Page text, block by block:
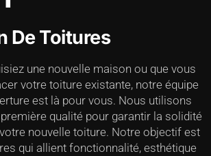
De Toitures
une nouvelle maison ou que vous
votre toiture existante, notre équipe
est là pour vous. Nous utilisons
qualité pour garantir la solidité
nouvelle toiture. Notre objectif est
qui allient fonctionnalité, esthétique